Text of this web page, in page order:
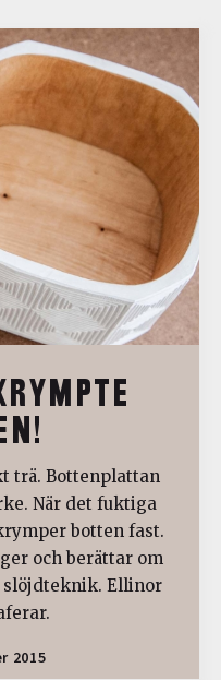
trä. Bottenplattan
När det fuktiga
botten fast.
och berättar om
Ellinor
2015